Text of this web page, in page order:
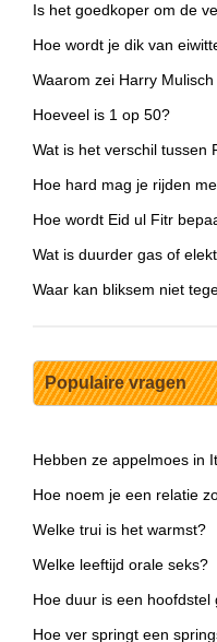
Is het goedkoper om de
Hoe wordt je dik van
Waarom zei Harry
Hoeveel is 1 op 50?
Wat is het verschil tussen
Hoe hard mag je rijden
Hoe wordt Eid ul Fitr
Wat is duurder gas of
Waar kan bliksem niet
Populaire vragen
Hebben ze appelmoes in
Hoe noem je een relatie
Welke trui is het warmst?
Welke leeftijd orale seks?
Hoe duur is een hoofdstel
Hoe ver springt een